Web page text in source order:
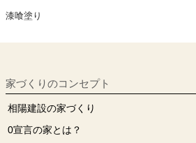
漆喰塗り
家づくりのコンセプト
相陽建設の家づくり
0宣⾔の家とは？